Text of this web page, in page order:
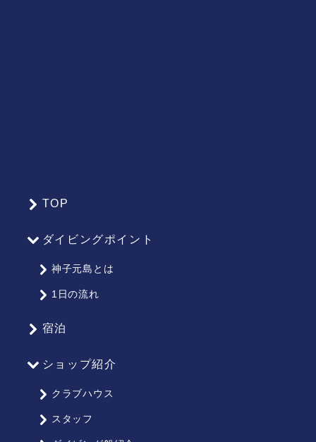
TOP
ダイビングポイント
神子元島とは
1日の流れ
宿泊
ショップ紹介
クラブハウス
スタッフ